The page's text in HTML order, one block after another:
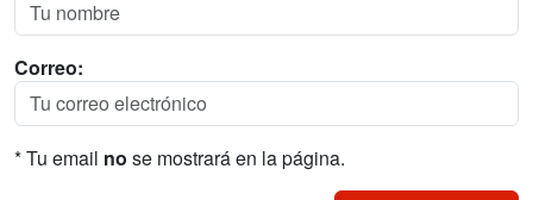
Correo:
* Tu email no se mostrará en la página.